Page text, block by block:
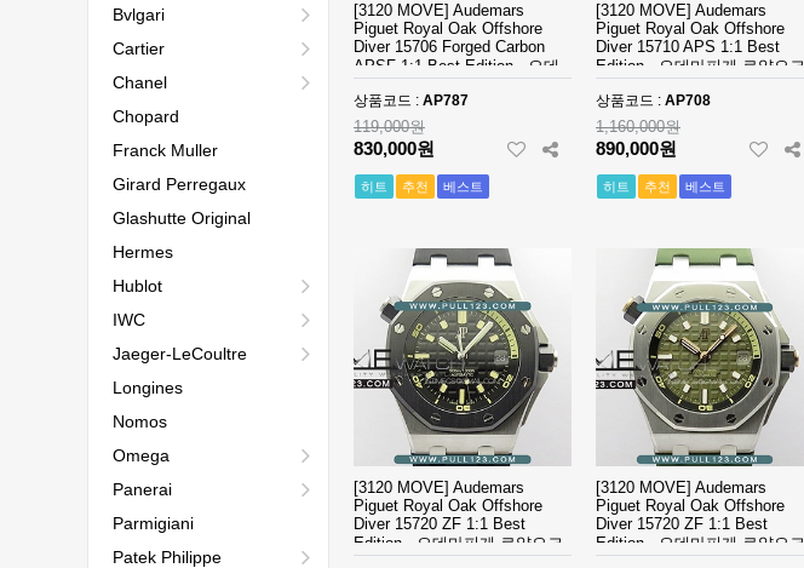
Bvlgari
Cartier
Chanel
Chopard
Franck Muller
Girard Perregaux
Glashutte Original
Hermes
Hublot
IWC
Jaeger-LeCoultre
Longines
Nomos
Omega
Panerai
Parmigiani
Patek Philippe
[3120 MOVE] Audemars
Piguet Royal Oak Offshore
Diver 15706 Forged Carbon
APSF 1:1 Best Edition - 오데
이버 포지드카본 베스트에디션
상품코드 : AP787
119,000원
830,000원
히트 추천 베스트
[3120 MOVE] Audemars
Piguet Royal Oak Offshore
Diver 15710 APS 1:1 Best
Edition - 오데마피게 로얄오크
션
상품코드 : AP708
1,160,000원
890,000원
히트 추천 베스트
[3120 MOVE] Audemars
Piguet Royal Oak Offshore
Diver 15720 ZF 1:1 Best
Edition - 오데마피게 로얄오크
[3120 MOVE] Audemars
Piguet Royal Oak Offshore
Diver 15720 ZF 1:1 Best
Edition - 오데마피게 로얄오크